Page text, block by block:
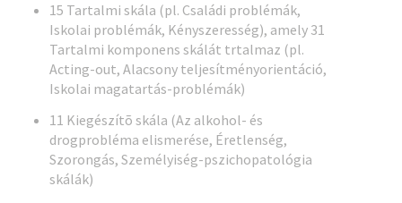
15 Tartalmi skála (pl. Családi problémák,
Iskolai problémák, Kényszeresség), amely 31
Tartalmi komponens skálát trtalmaz (pl.
Acting-out, Alacsony teljesítményorientáció,
Iskolai magatartás-problémák)
11 Kiegészítõ skála (Az alkohol- és
drogprobléma elismerése, Éretlenség,
Szorongás, Személyiség-pszichopatológia
skálák)